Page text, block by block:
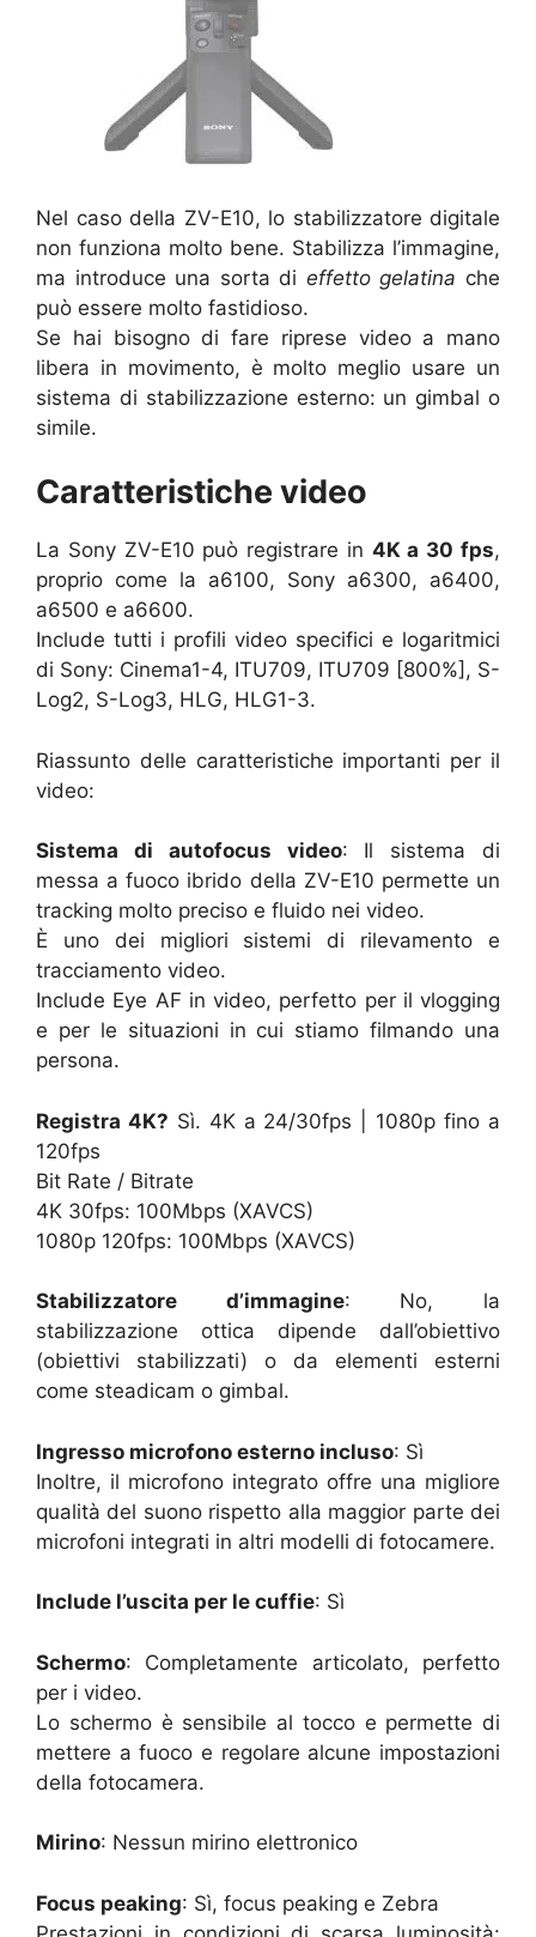
Nel caso della ZV-E10, lo stabilizzatore digitale
non funziona molto bene. Stabilizza l’immagine,
ma introduce una sorta di effetto gelatina che
può essere molto fastidioso.
Se hai bisogno di fare riprese video a mano
libera in movimento, è molto meglio usare un
sistema di stabilizzazione esterno: un gimbal o
simile.
Caratteristiche video
La Sony ZV-E10 può registrare in 4K a 30 fps,
proprio come la a6100, Sony a6300, a6400,
a6500 e a6600.
Include tutti i profili video specifici e logaritmici
di Sony: Cinema1-4, ITU709, ITU709 [800%], S-
Log2, S-Log3, HLG, HLG1-3.
Riassunto delle caratteristiche importanti per il
video:
Sistema di autofocus video: Il sistema di
messa a fuoco ibrido della ZV-E10 permette un
tracking molto preciso e fluido nei video.
È uno dei migliori sistemi di rilevamento e
tracciamento video.
Include Eye AF in video, perfetto per il vlogging
e per le situazioni in cui stiamo filmando una
persona.
Registra 4K? Sì. 4K a 24/30fps | 1080p fino a
120fps
Bit Rate / Bitrate
4K 30fps: 100Mbps (XAVCS)
1080p 120fps: 100Mbps (XAVCS)
Stabilizzatore d’immagine: No, la
stabilizzazione ottica dipende dall’obiettivo
(obiettivi stabilizzati) o da elementi esterni
come steadicam o gimbal.
Ingresso microfono esterno incluso: Sì
Inoltre, il microfono integrato offre una migliore
qualità del suono rispetto alla maggior parte dei
microfoni integrati in altri modelli di fotocamere.
Include l’uscita per le cuffie: Sì
Schermo: Completamente articolato, perfetto
per i video.
Lo schermo è sensibile al tocco e permette di
mettere a fuoco e regolare alcune impostazioni
della fotocamera.
Mirino: Nessun mirino elettronico
Focus peaking: Sì, focus peaking e Zebra